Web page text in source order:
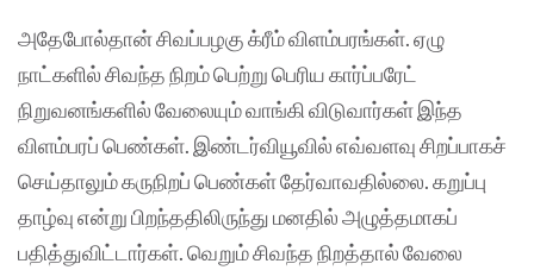
அதேபோல்தான் சிவப்பழகு க்ரீம் விளம்பரங்கள். ஏழு
நாட்களில் சிவந்த நிறம் பெற்று பெரிய கார்ப்பரேட்
நிறுவனங்களில் வேலையும் வாங்கி விடுவார்கள் இந்த
விளம்பரப் பெண்கள். இண்டர்வியூவில் எவ்வளவு சிறப்பாகச்
செய்தாலும் கருநிறப் பெண்கள் தேர்வாவதில்லை. கறுப்பு
தாழ்வு என்று பிறந்ததிலிருந்து மனதில் அழுத்தமாகப்
பதித்துவிட்டார்கள். வெறும் சிவந்த நிறத்தால் வேலை